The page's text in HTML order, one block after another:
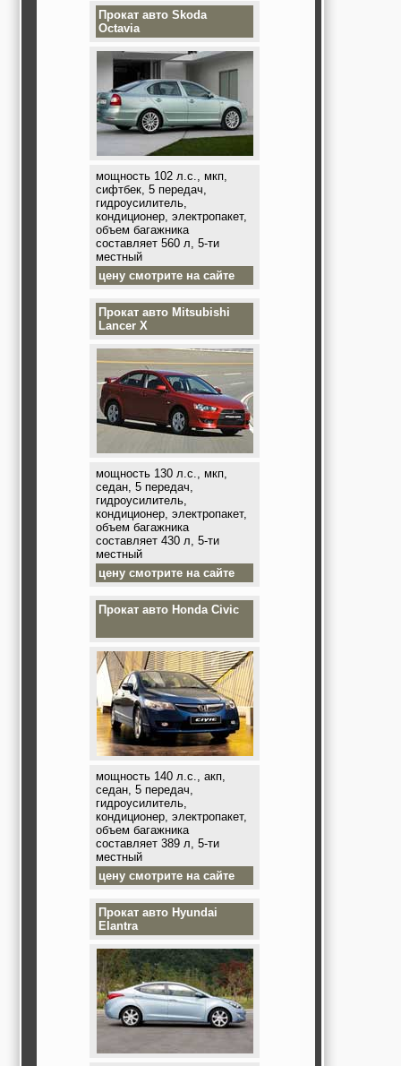
Прокат авто Skoda
Octavia
мощность 102 л.с., мкп,
сифтбек, 5 передач,
гидроусилитель,
кондиционер, электропакет,
объем багажника
составляет 560 л, 5-ти
местный
цену смотрите на сайте
Прокат авто Mitsubishi
Lancer X
мощность 130 л.с., мкп,
седан, 5 передач,
гидроусилитель,
кондиционер, электропакет,
объем багажника
составляет 430 л, 5-ти
местный
цену смотрите на сайте
Прокат авто Honda Civic
мощность 140 л.с., акп,
седан, 5 передач,
гидроусилитель,
кондиционер, электропакет,
объем багажника
составляет 389 л, 5-ти
местный
цену смотрите на сайте
Прокат авто Hyundai
Elantra